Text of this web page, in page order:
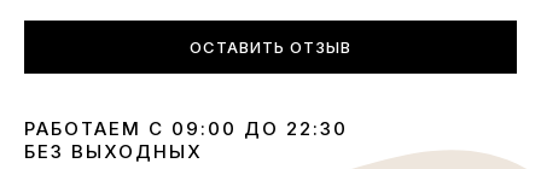
ОСТАВИТЬ ОТЗЫВ
РАБОТАЕМ С 09:00 ДО 22:30
БЕЗ ВЫХОДНЫХ